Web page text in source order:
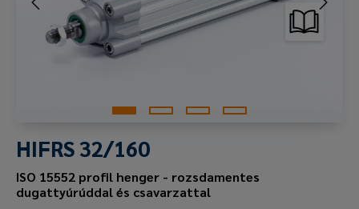
HIFRS 32/160
ISO 15552 profil henger - rozsdamentes
dugattyúrúddal és csavarzattal